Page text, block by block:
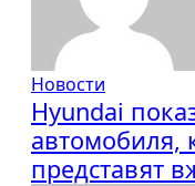
Новости
Hyundai
автомобиля,
представят